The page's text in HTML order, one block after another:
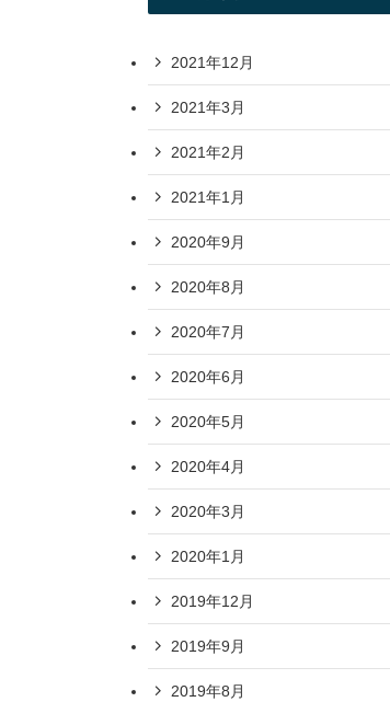
2021年12月
2021年3月
2021年2月
2021年1月
2020年9月
2020年8月
2020年7月
2020年6月
2020年5月
2020年4月
2020年3月
2020年1月
2019年12月
2019年9月
2019年8月